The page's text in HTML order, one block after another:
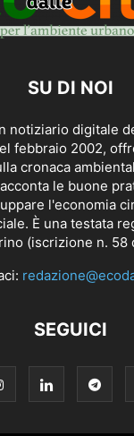
SU DI NOI
notiziario digitale
febbraio 2002,
cronaca
le buone
l'economia
È una testata
(iscrizione n. 58
SEGUICI